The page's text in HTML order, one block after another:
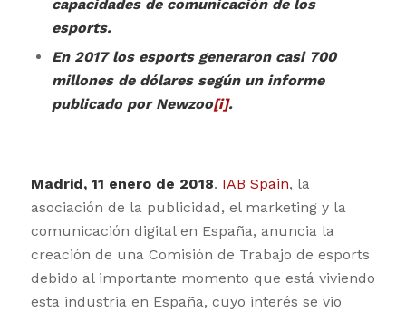
capacidades de comunicación de los
esports.
En 2017 los esports generaron casi 700
millones de dólares según un informe
publicado por Newzoo[i].
Madrid, 11 enero de 2018. IAB Spain, la
asociación de la publicidad, el marketing y la
comunicación digital en España, anuncia la
creación de una Comisión de Trabajo de esports
debido al importante momento que está viviendo
esta industria en España, cuyo interés se vio